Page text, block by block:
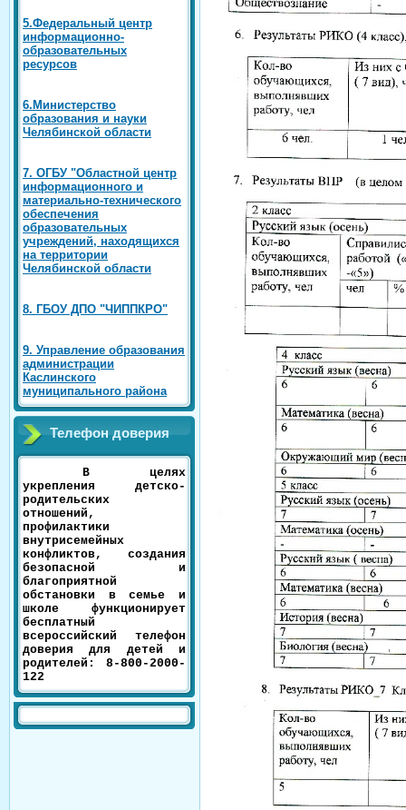
5.Федеральный центр
информационно-
образовательных
ресурсов
6.Министерство
образования и науки
Челябинской области
7. ОГБУ "Областной центр
информационного и
материально-технического
обеспечения
образовательных
учреждений, находящихся
на территории
Челябинской области
8. ГБОУ ДПО "ЧИППКРО"
9. Управление образования
администрации
Каслинского
муниципального района
Телефон доверия
В целях
укрепления детско-
родительских
отношений,
профилактики
внутрисемейных
конфликтов, создания
безопасной и
благоприятной
обстановки в семье и
школе функционирует
бесплатный
всероссийский телефон
доверия для детей и
родителей: 8-800-2000-
122